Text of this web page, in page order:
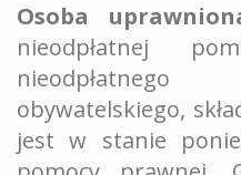
Osoba
nieodpłatnej
obywatelskiego,
jest w stanie